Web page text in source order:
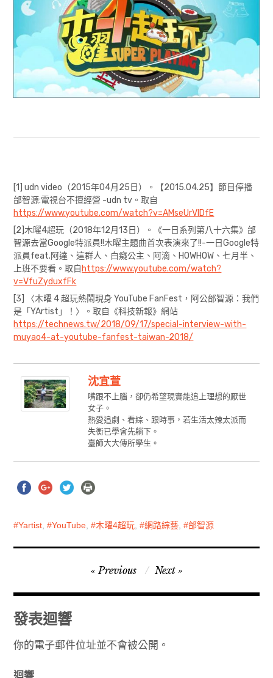
[1] udn video（2015年04月25日）。【2015.04.25】節目停播
邰智源:電視台不擅經營 -udn tv。取自
https://www.youtube.com/watch?v=AMseUrVlDfE
[2]木曜4超玩（2018年12月13日）。《一日系列第八十六集》邰
智源去當Google特派員!!木曜主題曲首次表演來了!!-一日Google特
派員feat.阿達、這群人、白癡公主、阿滴、HOWHOW、七月半、
上班不要看。取自 https://www.youtube.com/watch?
v=VfuZyduxfFk
[3] 〈木曜 4 超玩熱鬧現身 YouTube FanFest，阿公邰智源：我們
是「YArtist」！〉。取自《科技新報》網站
https://technews.tw/2018/09/17/special-interview-with-
muyao4-at-youtube-fanfest-taiwan-2018/
沈宜萱
嘴跟不上腦，卻仍希望現實能追上理想的厭世
女子。
熱愛追劇、看綜、跟時事，若生活太辣太派而
失衡已學會先躺下。
臺師大大傳所學生。
Yartist, YouTube, 木曜4超玩, 網路綜藝, 邰智源
章
導
覽
Previous Next
發表迴響
你的電子郵件位址並不會被公開。